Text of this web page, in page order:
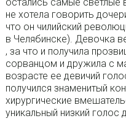
не хотела говорить
что он чилийский
в Челябинске). Девочка
, за что и получила
сорванцом и дружила с
возрасте ее девичий
получился знаменитый
хирургические
уникальный низкий голос